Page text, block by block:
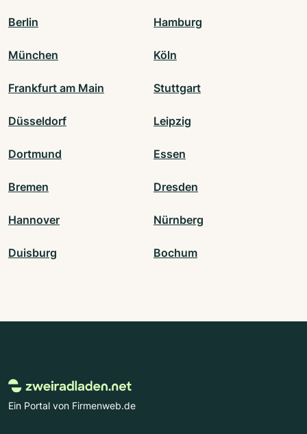
Berlin Hamburg
München Köln
Frankfurt am Main Stuttgart
Düsseldorf Leipzig
Dortmund Essen
Bremen Dresden
Hannover Nürnberg
Duisburg Bochum
Ein Portal von Firmenweb.de